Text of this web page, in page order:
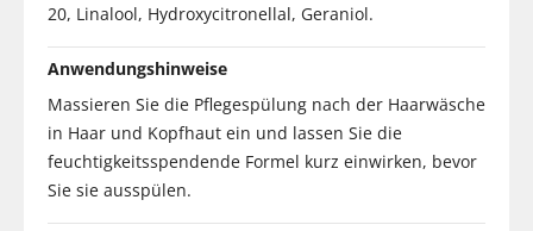
20, Linalool, Hydroxycitronellal, Geraniol.
Anwendungshinweise
Massieren Sie die Pflegespülung nach der Haarwäsche
in Haar und Kopfhaut ein und lassen Sie die
feuchtigkeitsspendende Formel kurz einwirken, bevor
Sie sie ausspülen.